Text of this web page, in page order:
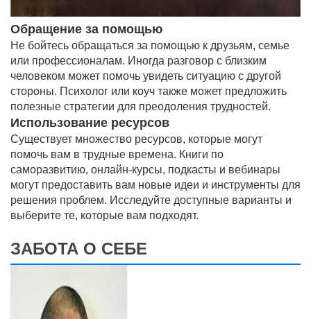
Обращение за помощью
Не бойтесь обращаться за помощью к друзьям, семье
или профессионалам. Иногда разговор с близким
человеком может помочь увидеть ситуацию с другой
стороны. Психолог или коуч также может предложить
полезные стратегии для преодоления трудностей.
Использование ресурсов
Существует множество ресурсов, которые могут
помочь вам в трудные времена. Книги по
саморазвитию, онлайн-курсы, подкасты и вебинары
могут предоставить вам новые идеи и инструменты для
решения проблем. Исследуйте доступные варианты и
выберите те, которые вам подходят.
ЗАБОТА О СЕБЕ